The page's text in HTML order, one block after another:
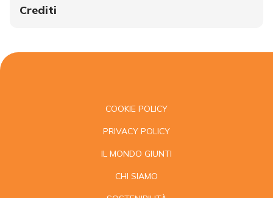
Crediti
COOKIE POLICY
PRIVACY POLICY
IL MONDO GIUNTI
CHI SIAMO